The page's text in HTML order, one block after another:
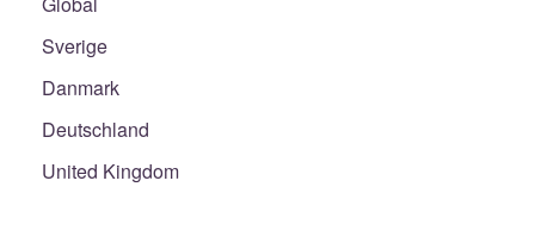
Sverige
Danmark
Deutschland
United Kingdom